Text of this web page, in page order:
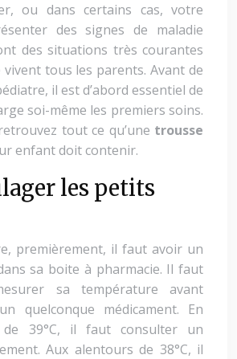
ou dans certains cas, votre
des signes de maladie
des situations très courantes
tous les parents. Avant de
il est d’abord essentiel de
soi-même les premiers soins.
tout ce qu’une trousse
enfant doit contenir.
les petits
premièrement, il faut avoir un
sa boite à pharmacie. Il faut
sa température avant
quelconque médicament. En
39°C, il faut consulter un
Aux alentours de 38°C, il